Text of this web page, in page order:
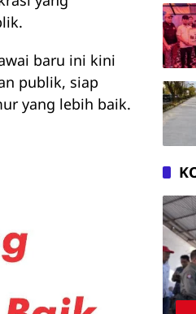
baru ini kini
publik, siap
yang lebih baik.